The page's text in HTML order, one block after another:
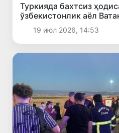
Туркияда бахтсиз
ўзбекистонлик аёл
19 июл 2026, 14:53